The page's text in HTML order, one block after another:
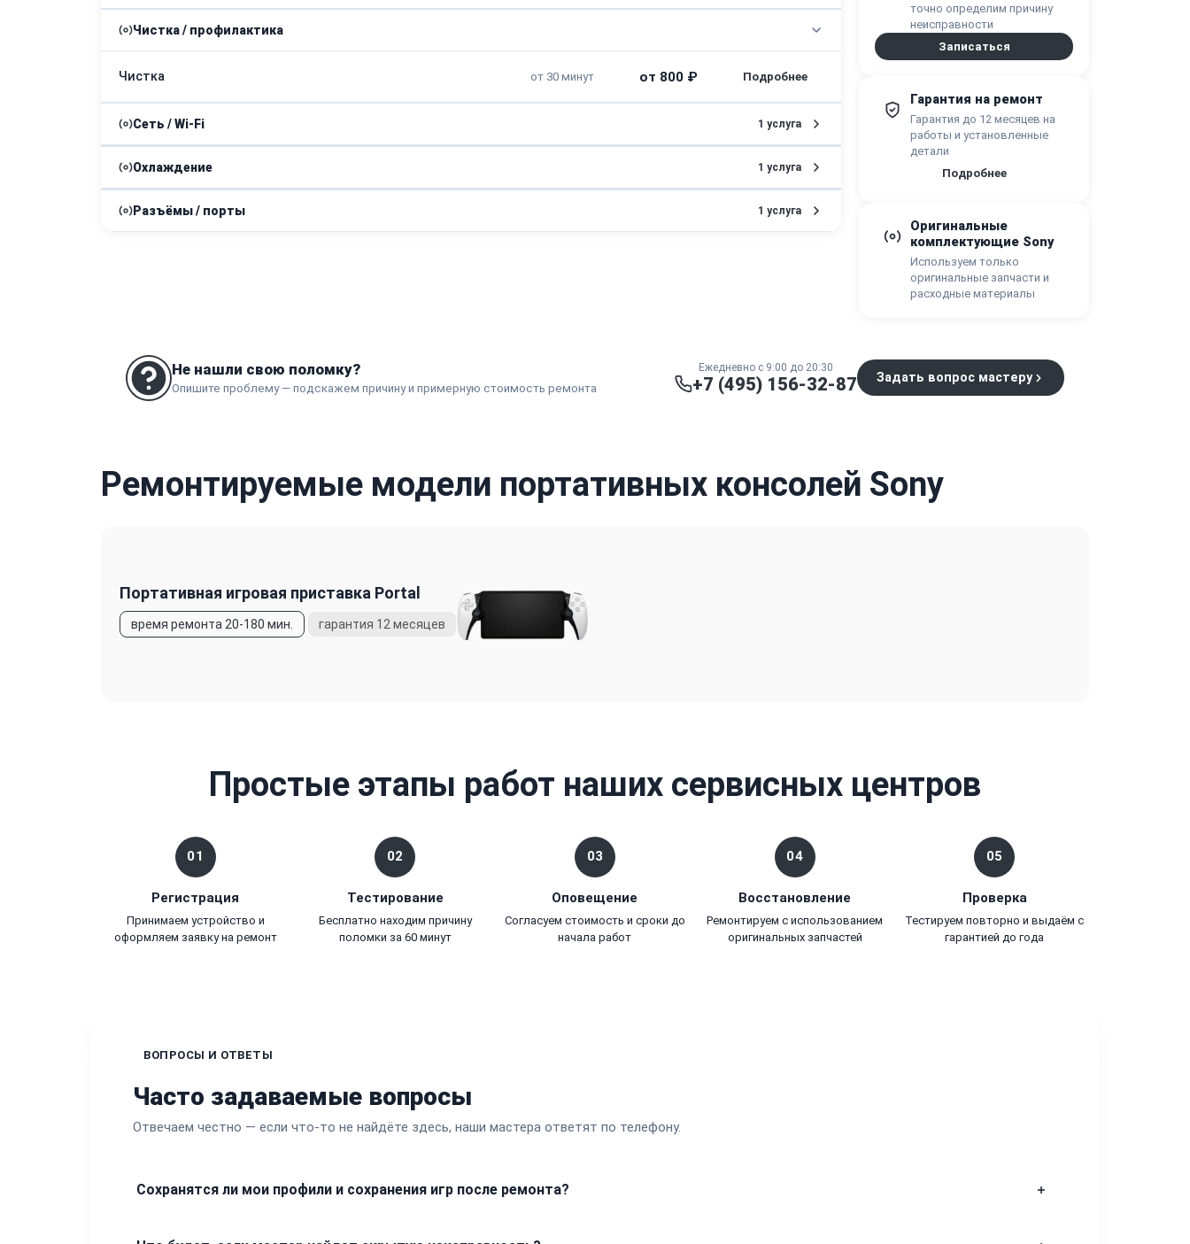
Чистка / профилактика
Чистка от 30 минут от 800 ₽
Сеть / Wi-Fi 1 услуга
Замена модуля Wi-Fi
Охлаждение 1 услуга
Замена термопасты
Разъёмы / порты 1 услуга
точно определим причину
неисправности
Записаться
Гарантия на ремонт
Гарантия до 12 месяцев на
работы и установленные
детали
Подробнее
Оригинальные
комплектующие Sony
Используем только
оригинальные запчасти и
расходные материалы
Не нашли свою поломку?
Опишите проблему — подскажем причину и примерную стоимость ремонта
Ежедневно с 9:00 до 20:30
+7 (495) 156-32-87 Задать вопрос мастеру
Ремонтируемые модели портативных консолей Sony
Портативная игровая приставка Portal
Простые этапы работ наших сервисных центров
01
Регистрация
Принимаем устройство и
оформляем заявку на ремонт
02
Тестирование
Бесплатно находим причину
поломки за 60 минут
03
Оповещение
Согласуем стоимость и сроки до
начала работ
04
Восстановление
Ремонтируем с использованием
оригинальных запчастей
05
Проверка
Тестируем повторно и выдаём с
гарантией до года
ВОПРОСЫ И ОТВЕТЫ
Часто задаваемые вопросы
Отвечаем честно — если что-то не найдёте здесь, наши мастера ответят по телефону.
Сохранятся ли мои профили и сохранения игр после ремонта?